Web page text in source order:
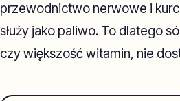
przewodnictwo nerwowe i
służy jako paliwo. To dlatego
czy większość witamin, nie